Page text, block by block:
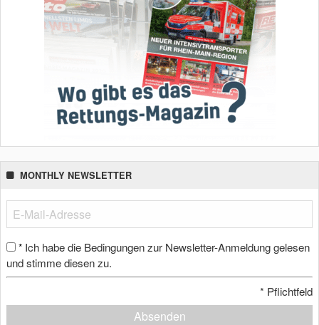
MONTHLY NEWSLETTER
* Ich habe die Bedingungen zur Newsletter-Anmeldung gelesen
und stimme diesen zu.
* Pflichtfeld
Absenden